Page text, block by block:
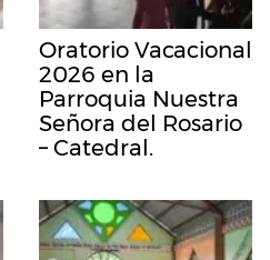
Oratorio Vacacional
2026 en la
Parroquia Nuestra
Señora del Rosario
– Catedral.